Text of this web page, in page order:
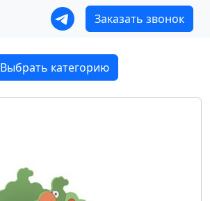
Заказать звонок
Выбрать категорию